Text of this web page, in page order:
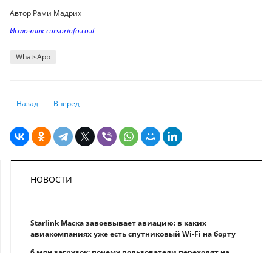
Автор Рами Мадрих
Источник cursorinfo.co.il
WhatsApp
Предыдущий: Не только Wi-Fi или Bluetooth: названы функции,
Назад Следующий: Что делать, если нагревается зарядка к
Вперед
НОВОСТИ
Starlink Маска завоевывает авиацию: в каких
авиакомпаниях уже есть спутниковый Wi-Fi на борту